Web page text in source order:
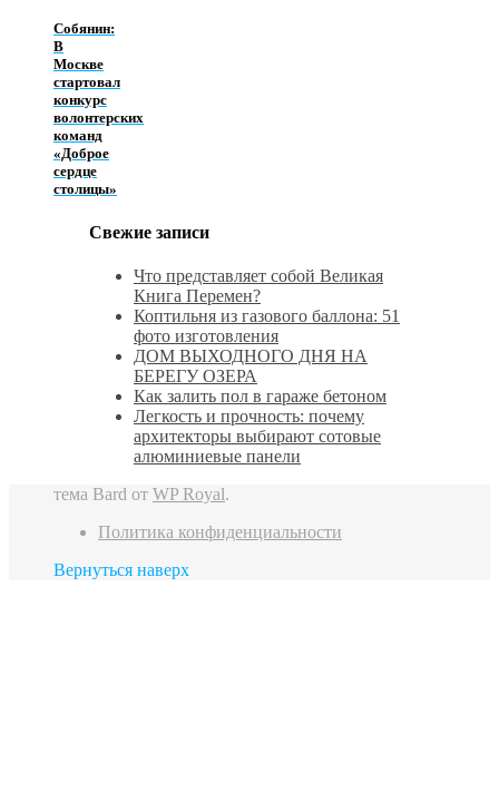
Собянин:
В
Москве
стартовал
конкурс
волонтерских
команд
«Доброе
сердце
столицы»
Свежие записи
Что представляет собой Великая
Книга Перемен?
Коптильня из газового баллона: 51
фото изготовления
ДОМ ВЫХОДНОГО ДНЯ НА
БЕРЕГУ ОЗЕРА
Как залить пол в гараже бетоном
Легкость и прочность: почему
архитекторы выбирают сотовые
алюминиевые панели
тема Bard от WP Royal.
Политика конфиденциальности
Вернуться наверх